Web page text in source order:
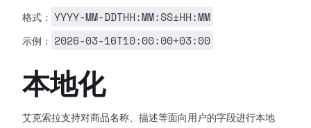
格式： YYYY-MM-DDTHH:MM:SS±HH:MM
示例： 2026-03-16T10:00:00+03:00
本地化
艾克索拉支持对商品名称、描述等面向用户的字段进行本地